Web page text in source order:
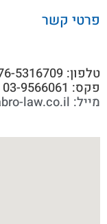
פרטי קשר
טלפון: 076-5316709
פקס: 03-9566061
מייל: eyal@sabro-law.co.il